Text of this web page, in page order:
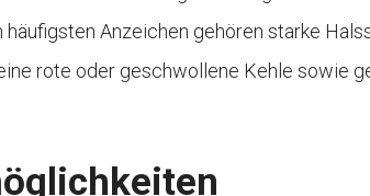
häufigsten Anzeichen gehören starke
rote oder geschwollene Kehle sowie